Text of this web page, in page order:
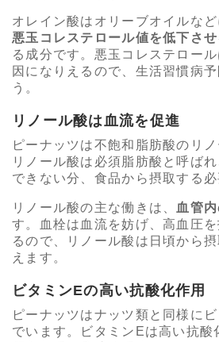
オレイン酸はオリーブオイルなど
悪玉コレステロール値を低下させ
る成分です。悪玉コレステロー
因になりえるので、生活習慣病
う。
リノール酸は血流を促進
ピーナッツは不飽和脂肪酸のリ
リノール酸は必須脂肪酸と呼ば
できない分、食品から摂取する必
リノール酸の主な働きは、 血管
す。血栓は血流を妨げ、高血圧
るので、リノール酸は日頃から
えます。
ビタミンEの高い抗酸化作用
ピーナッツはナッツ類と同様に
でいます。ビタミンEは高い抗酸